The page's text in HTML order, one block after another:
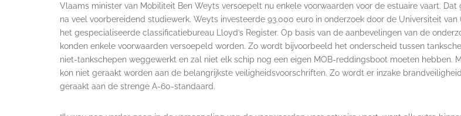
Vlaams minister van Mobiliteit Ben Weyts versoepelt nu enkele voorwaarden voor de estuaire vaart. Dat
na veel voorbereidend studiewerk. Weyts investeerde 93.000 euro in onderzoek door de Universiteit van
het gespecialiseerde classificatiebureau Lloyd’s Register. Op basis van de aanbevelingen van de
konden enkele voorwaarden versoepeld worden. Zo wordt bijvoorbeeld het onderscheid tussen
niet-tankschepen weggewerkt en zal niet elk schip nog een eigen MOB-reddingsboot moeten hebben.
kon niet geraakt worden aan de belangrijkste veiligheidsvoorschriften. Zo wordt er inzake
geraakt aan de strenge A-60-standaard.